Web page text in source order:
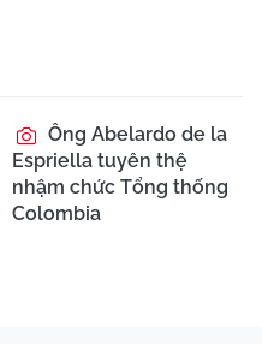
Ông Abelardo de la
Espriella tuyên thệ
nhậm chức Tổng thống
Colombia